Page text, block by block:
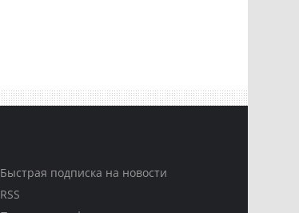
Быстрая подписка на новости
RSS